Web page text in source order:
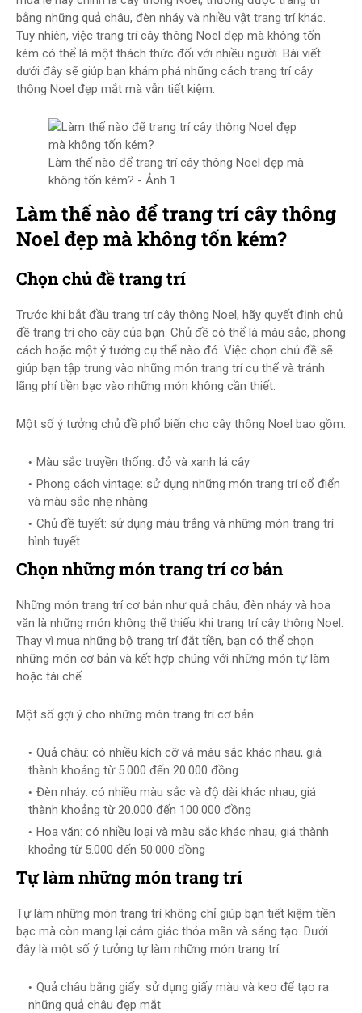
bằng những quả châu, đèn nháy và nhiều vật trang trí khác.
Tuy nhiên, việc trang trí cây thông Noel đẹp mà không tốn
kém có thể là một thách thức đối với nhiều người. Bài viết
dưới đây sẽ giúp bạn khám phá những cách trang trí cây
thông Noel đẹp mắt mà vẫn tiết kiệm.
Làm thế nào để trang trí cây thông Noel đẹp mà
không tốn kém? - Ảnh 1
Làm thế nào để trang trí cây thông
Noel đẹp mà không tốn kém?
Chọn chủ đề trang trí
Trước khi bắt đầu trang trí cây thông Noel, hãy quyết định chủ
đề trang trí cho cây của bạn. Chủ đề có thể là màu sắc, phong
cách hoặc một ý tưởng cụ thể nào đó. Việc chọn chủ đề sẽ
giúp bạn tập trung vào những món trang trí cụ thể và tránh
lãng phí tiền bạc vào những món không cần thiết.
Một số ý tưởng chủ đề phổ biến cho cây thông Noel bao gồm:
Màu sắc truyền thống: đỏ và xanh lá cây
Phong cách vintage: sử dụng những món trang trí cổ điển
và màu sắc nhẹ nhàng
Chủ đề tuyết: sử dụng màu trắng và những món trang trí
hình tuyết
Chọn những món trang trí cơ bản
Những món trang trí cơ bản như quả châu, đèn nháy và hoa
văn là những món không thể thiếu khi trang trí cây thông Noel.
Thay vì mua những bộ trang trí đắt tiền, bạn có thể chọn
những món cơ bản và kết hợp chúng với những món tự làm
hoặc tái chế.
Một số gợi ý cho những món trang trí cơ bản:
Quả châu: có nhiều kích cỡ và màu sắc khác nhau, giá
thành khoảng từ 5.000 đến 20.000 đồng
Đèn nháy: có nhiều màu sắc và độ dài khác nhau, giá
thành khoảng từ 20.000 đến 100.000 đồng
Hoa văn: có nhiều loại và màu sắc khác nhau, giá thành
khoảng từ 5.000 đến 50.000 đồng
Tự làm những món trang trí
Tự làm những món trang trí không chỉ giúp bạn tiết kiệm tiền
bạc mà còn mang lại cảm giác thỏa mãn và sáng tạo. Dưới
đây là một số ý tưởng tự làm những món trang trí:
Quả châu bằng giấy: sử dụng giấy màu và keo để tạo ra
những quả châu đẹp mắt